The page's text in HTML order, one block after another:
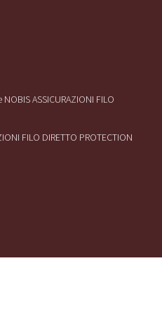
ASSICURAZIONI FILO
FILO DIRETTO PROTECTION